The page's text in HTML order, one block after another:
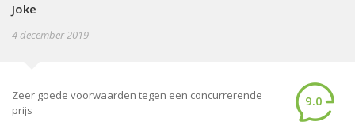
Joke
4 december 2019
Zeer goede voorwaarden tegen een concurrerende
prijs
9.0